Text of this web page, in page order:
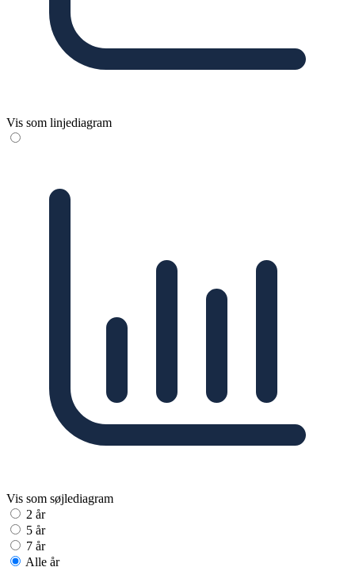
Vis som linjediagram
Vis som søjlediagram
2 år
5 år
7 år
Alle år